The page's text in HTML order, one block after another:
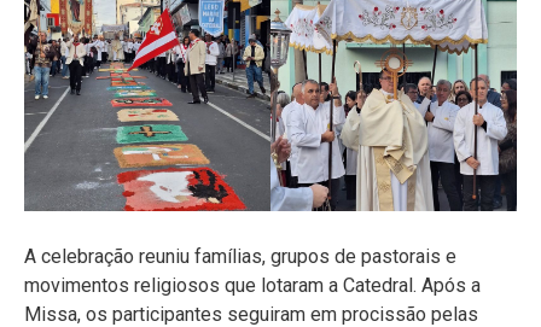
A celebração reuniu famílias, grupos de pastorais e
movimentos religiosos que lotaram a Catedral. Após a
Missa, os participantes seguiram em procissão pelas